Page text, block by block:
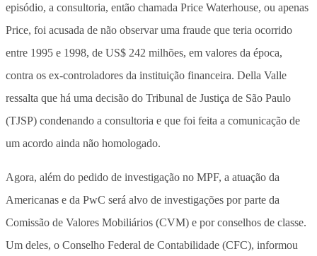
episódio, a consultoria, então chamada Price Waterhouse, ou apenas
Price, foi acusada de não observar uma fraude que teria ocorrido
entre 1995 e 1998, de US$ 242 milhões, em valores da época,
contra os ex-controladores da instituição financeira. Della Valle
ressalta que há uma decisão do Tribunal de Justiça de São Paulo
(TJSP) condenando a consultoria e que foi feita a comunicação de
um acordo ainda não homologado.
Agora, além do pedido de investigação no MPF, a atuação da
Americanas e da PwC será alvo de investigações por parte da
Comissão de Valores Mobiliários (CVM) e por conselhos de classe.
Um deles, o Conselho Federal de Contabilidade (CFC), informou